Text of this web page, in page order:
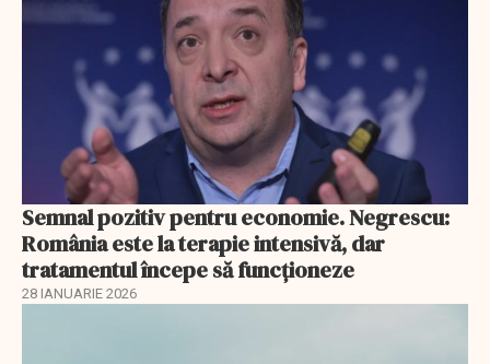
Semnal pozitiv pentru economie. Negrescu:
România este la terapie intensivă, dar
tratamentul începe să funcționeze
28 IANUARIE 2026